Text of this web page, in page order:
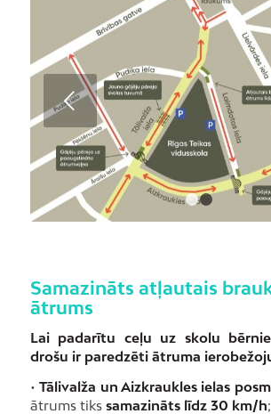
Next
Samazināts atļautais
ātrums
Lai padarītu ceļu uz skolu
drošu ir paredzēti ātruma
•Tālivalža un Aizkraukles ielas
ātrums tiks samazināts līdz 30 km/h;